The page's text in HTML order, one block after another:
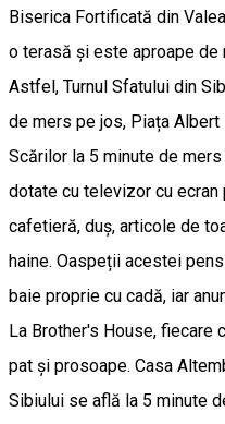
Biserica Fortificată din
o terasă și este aproape de
Astfel, Turnul Sfatului din
de mers pe jos, Piața Albert
Scărilor la 5 minute de
dotate cu televizor cu
cafetieră, duș, articole de
haine. Oaspeții acestei
baie proprie cu cadă, iar
La Brother's House, fiecare
pat și prosoape. Casa
Sibiului se află la 5 minute